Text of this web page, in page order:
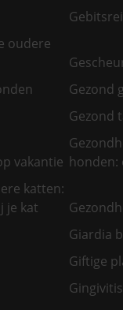
oudere
Gezond
Gezond
vakantie honden:
katten:
je kat
Giardia
Giftige